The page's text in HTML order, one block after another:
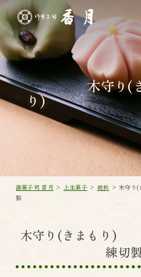
木守り(
り)
御菓子司 香月 > 上生菓子 > 晩秋 >木
製
木守り(
練切